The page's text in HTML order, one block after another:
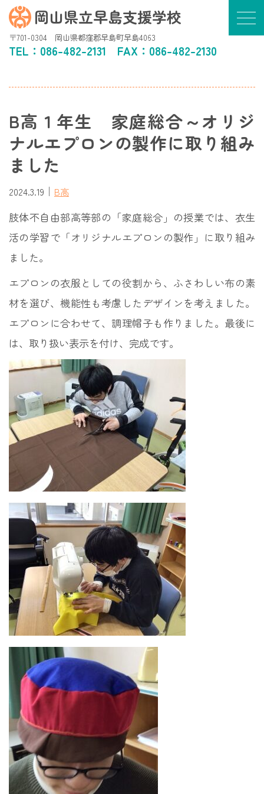
岡山県立早島支援学校
〒701-0304 岡山県都窪郡早島町早島4063
TEL： 086-482-2131 FAX：086-482-2130
B高１年生 家庭総合～オリジ
ナルエプロンの製作に取り組み
ました
2024.3.19 ｜ B高
肢体不自由部高等部の「家庭総合」の授業では、衣生
活の学習で「オリジナルエプロンの製作」に取り組み
ました。
エプロンの衣服としての役割から、ふさわしい布の素
材を選び、機能性も考慮したデザインを考えました。
エプロンに合わせて、調理帽子も作りました。最後に
は、取り扱い表示を付け、完成です。